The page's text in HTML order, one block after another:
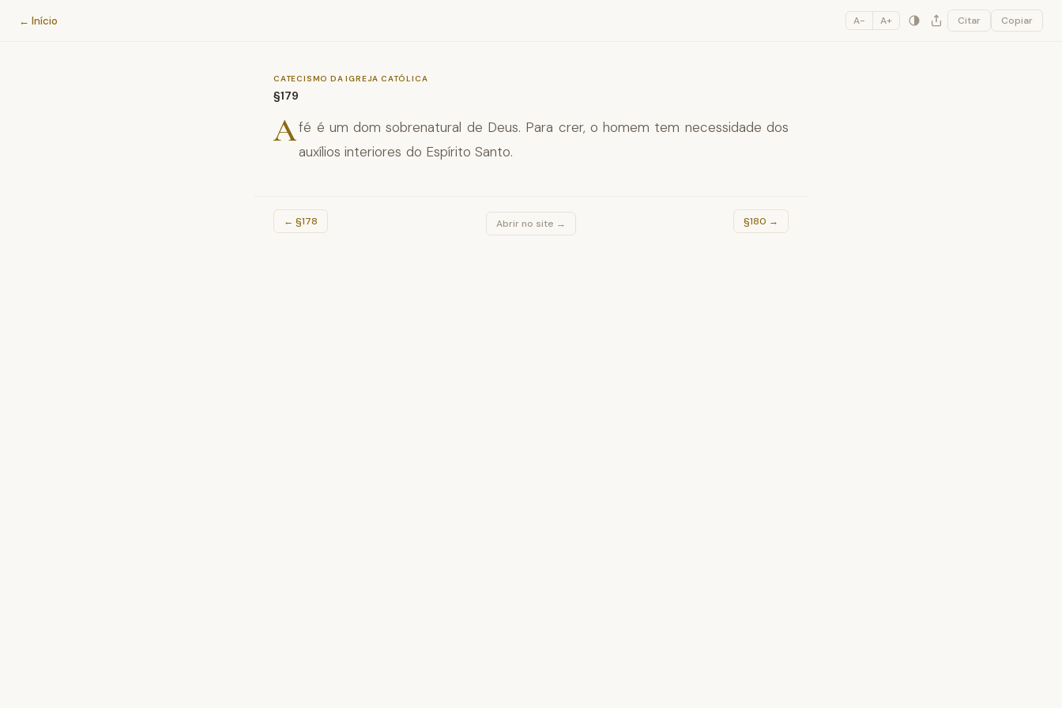
Catecismo da Igreja Católica
← Início A− A+ Citar Copiar
CATECISMO DA IGREJA CATÓLICA
§179
Afé é um dom sobrenatural de Deus. Para crer, o homem tem necessidade dos
auxílios interiores do Espírito Santo.
← §178 Abrir no site → §180 →